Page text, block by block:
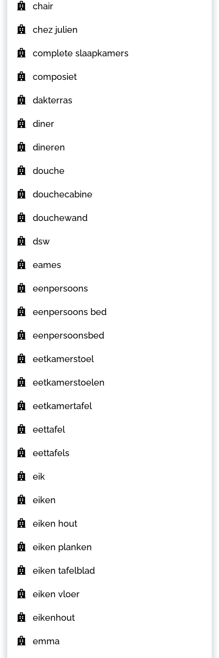
chair
chez julien
complete slaapkamers
composiet
dakterras
diner
dineren
douche
douchecabine
douchewand
dsw
eames
eenpersoons
eenpersoons bed
eenpersoonsbed
eetkamerstoel
eetkamerstoelen
eetkamertafel
eettafel
eettafels
eik
eiken
eiken hout
eiken planken
eiken tafelblad
eiken vloer
eikenhout
emma